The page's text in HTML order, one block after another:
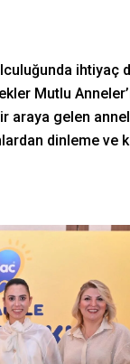
ihtiyaç
Mutlu
araya gelen
dinleme ve